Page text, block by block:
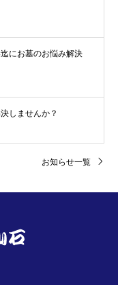
にお墓のお悩み解決
しませんか？
お知らせ一覧